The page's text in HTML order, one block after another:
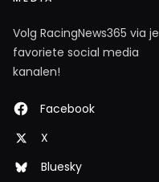
Volg RacingNews365 via je
favoriete social media
kanalen!
Facebook
X
Bluesky